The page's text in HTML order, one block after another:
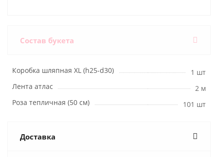
Состав букета
Коробка шляпная XL (h25-d30)
1 шт
Лента атлас
2 м
Роза тепличная (50 см)
101 шт
Доставка